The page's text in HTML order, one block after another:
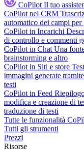
CoPilot Il tuo
CoPilot nel CRM
automatico dei campi
CoPilot in Incarichi
di controllo e commenti
CoPilot in Chat Una
brainstorming e altro
CoPilot in Siti e store
immagini generate
testi
CoPilot in Feed
modifica e creazione di
traduzione di testi
Tutte le funzionalità
Tutti gli strumenti
Prezzi
Risorse